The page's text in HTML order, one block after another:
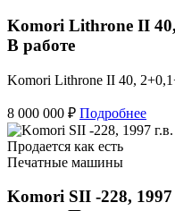
Komori Lithrone II
В работе
Komori Lithrone II 40,
8 000 000 ₽ Подробнее
Печатные машины
Komori SII -228, 1997